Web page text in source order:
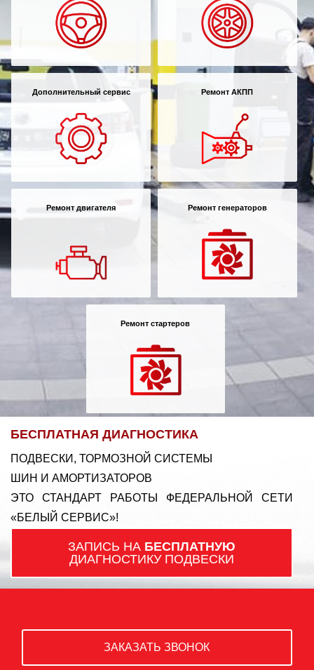
Дополнительный сервис Ремонт АКПП
Ремонт двигателя Ремонт генераторов
Ремонт стартеров
БЕСПЛАТНАЯ ДИАГНОСТИКА
ПОДВЕСКИ, ТОРМОЗНОЙ СИСТЕМЫ
ШИН И АМОРТИЗАТОРОВ
ЭТО СТАНДАРТ РАБОТЫ ФЕДЕРАЛЬНОЙ СЕТИ
«БЕЛЫЙ СЕРВИС»!
ЗАПИСЬ НА БЕСПЛАТНУЮ
ДИАГНОСТИКУ ПОДВЕСКИ
ЗАКАЗАТЬ ЗВОНОК